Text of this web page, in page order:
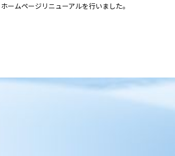
ホームページリニューアルを行いました。